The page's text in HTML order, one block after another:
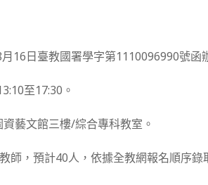
16日臺教國署學字第1110096990號函
至17:30。
藝文館三樓/綜合專科教室。
師，預計40人，依據全教網報名順序錄